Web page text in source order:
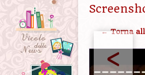
← Torna
<